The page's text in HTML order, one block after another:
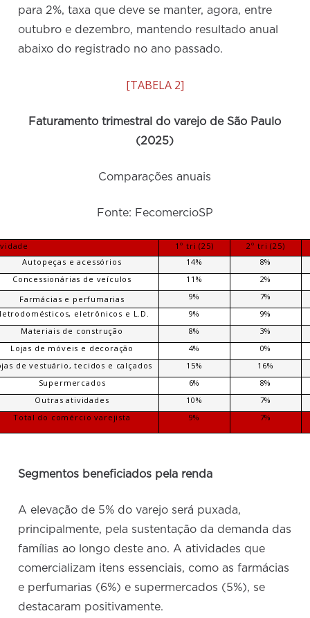
para 2%, taxa que deve se manter, agora, entre
outubro e dezembro, mantendo resultado anual
abaixo do registrado no ano passado.
[TABELA 2]
Faturamento trimestral do varejo de São Paulo
(2025)
Comparações anuais
Fonte: FecomercioSP
1º tri (25)
2º tri (25)
Autopeças e acessórios
14%
8%
Concessionárias de veículos
11%
2%
Farmácias e perfumarias
9%
7%
eletrônicos e L.D.
9%
9%
Materiais de construção
8%
3%
Lojas de móveis e decoração
4%
0%
de vestuário, tecidos e calçados
15%
16%
Supermercados
6%
8%
Outras atividades
10%
7%
Total do comércio varejista
9% 7%
Segmentos beneficiados pela renda
A elevação de 5% do varejo será puxada,
principalmente, pela sustentação da demanda das
famílias ao longo deste ano. A atividades que
comercializam itens essenciais, como as farmácias
e perfumarias (6%) e supermercados (5%), se
destacaram positivamente.